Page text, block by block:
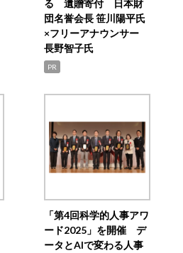
る 遺贈寄付 日本財
団名誉会長 笹川陽平氏
×フリーアナウンサー
長野智子氏
PR
「第4回科学的人事アワ
ード2025」を開催 デ
ータとAIで変わる人事